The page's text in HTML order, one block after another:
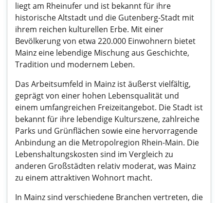
liegt am Rheinufer und ist bekannt für ihre
historische Altstadt und die Gutenberg-Stadt mit
ihrem reichen kulturellen Erbe. Mit einer
Bevölkerung von etwa 220.000 Einwohnern bietet
Mainz eine lebendige Mischung aus Geschichte,
Tradition und modernem Leben.
Das Arbeitsumfeld in Mainz ist äußerst vielfältig,
geprägt von einer hohen Lebensqualität und
einem umfangreichen Freizeitangebot. Die Stadt ist
bekannt für ihre lebendige Kulturszene, zahlreiche
Parks und Grünflächen sowie eine hervorragende
Anbindung an die Metropolregion Rhein-Main. Die
Lebenshaltungskosten sind im Vergleich zu
anderen Großstädten relativ moderat, was Mainz
zu einem attraktiven Wohnort macht.
In Mainz sind verschiedene Branchen vertreten, die